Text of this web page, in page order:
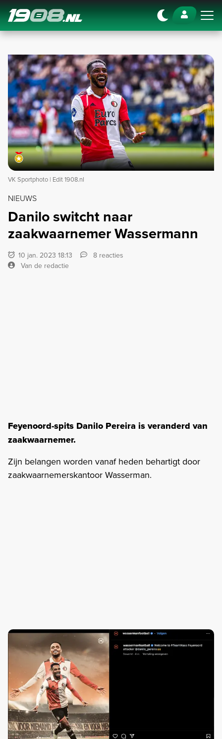
Navigation
VK Sportphoto | Edit 1908.nl
NIEUWS
Danilo switcht naar
zaakwaarnemer Wassermann
10 jan. 2023 18:13
8 reacties
Van de redactie
Feyenoord-spits Danilo Pereira is veranderd van
zaakwaarnemer.
Zijn belangen worden vanaf heden behartigt door
zaakwaarnemerskantoor Wasserman.